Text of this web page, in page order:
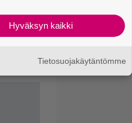
Hyväksyn kaikki
Tietosuojakäytäntömme